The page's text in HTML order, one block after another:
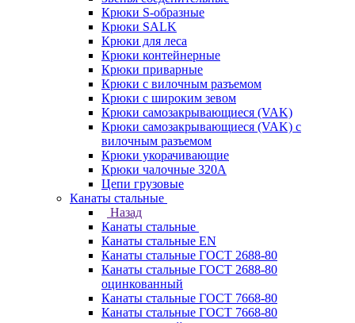
Крюки S-образные
Крюки SALK
Крюки для леса
Крюки контейнерные
Крюки приварные
Крюки с вилочным разъемом
Крюки с широким зевом
Крюки самозакрывающиеся (VAK)
Крюки самозакрывающиеся (VAK) с
вилочным разъемом
Крюки укорачивающие
Крюки чалочные 320А
Цепи грузовые
Канаты стальные
Назад
Канаты стальные
Канаты стальные EN
Канаты стальные ГОСТ 2688-80
Канаты стальные ГОСТ 2688-80
оцинкованный
Канаты стальные ГОСТ 7668-80
Канаты стальные ГОСТ 7668-80